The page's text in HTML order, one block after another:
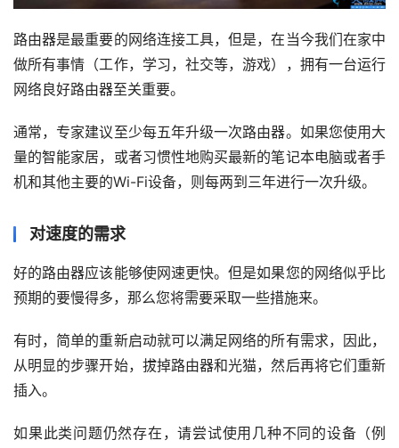
路由器是最重要的网络连接工具，但是，在当今我们在家中
做所有事情（工作，学习，社交等，游戏），拥有一台运行
网络良好路由器至关重要。
通常，专家建议至少每五年升级一次路由器。如果您使用大
量的智能家居，或者习惯性地购买最新的笔记本电脑或者手
机和其他主要的Wi-Fi设备，则每两到三年进行一次升级。
对速度的需求
好的路由器应该能够使网速更快。但是如果您的网络似乎比
预期的要慢得多，那么您将需要采取一些措施来。
有时，简单的重新启动就可以满足网络的所有需求，因此，
从明显的步骤开始，拔掉路由器和光猫，然后再将它们重新
插入。
如果此类问题仍然存在，请尝试使用几种不同的设备（例